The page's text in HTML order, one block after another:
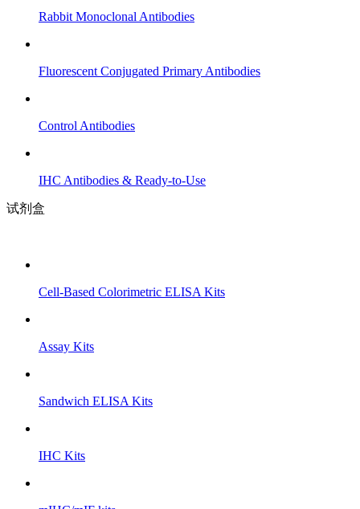
Rabbit Monoclonal Antibodies
Fluorescent Conjugated Primary Antibodies
Control Antibodies
IHC Antibodies & Ready-to-Use
试剂盒
Cell-Based Colorimetric ELISA Kits
Assay Kits
Sandwich ELISA Kits
IHC Kits